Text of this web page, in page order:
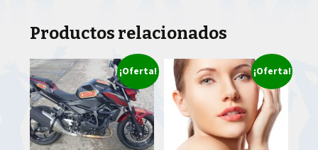
Productos relacionados
¡Oferta! ¡Oferta!